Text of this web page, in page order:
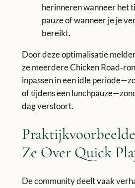
herinneren wanneer het
pauze of wanneer je je
bereikt.
Door deze optimalisatie
ze meerdere Chicken
inpassen in een idle
of tijdens een
dag verstoort.
Ze Over Quick
De community deelt vaak